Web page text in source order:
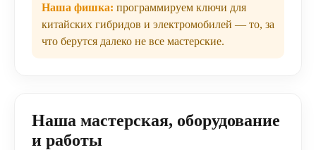
Наша фишка: программируем ключи для
китайских гибридов и электромобилей — то, за
что берутся далеко не все мастерские.
Наша мастерская, оборудование
и работы